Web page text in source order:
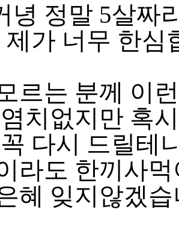
녕 정말 5살짜
제가 너무 한심
르는 분께 이
치없지만 혹
다시 드릴테
라도 한끼사
혜 잊지않겠습